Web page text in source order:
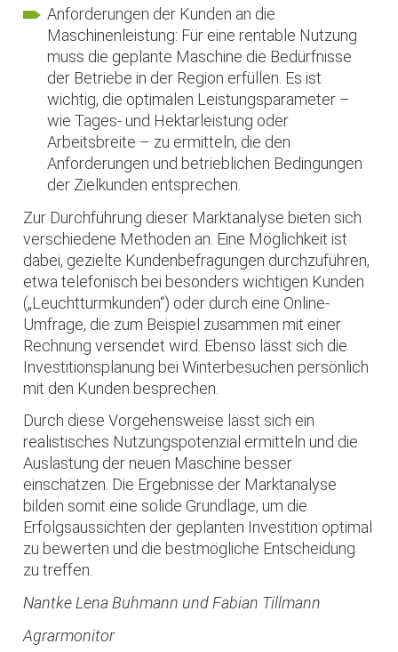
Anforderungen der Kunden an die
Maschinenleistung: Für eine rentable Nutzung
muss die geplante Maschine die Bedürfnisse
der Betriebe in der Region erfüllen. Es ist
wichtig, die optimalen Leistungsparameter –
wie Tages- und Hektarleistung oder
Arbeitsbreite – zu ermitteln, die den
Anforderungen und betrieblichen Bedingungen
der Zielkunden entsprechen.
Zur Durchführung dieser Marktanalyse bieten sich
verschiedene Methoden an. Eine Möglichkeit ist
dabei, gezielte Kundenbefragungen durchzuführen,
etwa telefonisch bei besonders wichtigen Kunden
(„Leuchtturmkunden“) oder durch eine Online-
Umfrage, die zum Beispiel zusammen mit einer
Rechnung versendet wird. Ebenso lässt sich die
Investitionsplanung bei Winterbesuchen persönlich
mit den Kunden besprechen.
Durch diese Vorgehensweise lässt sich ein
realistisches Nutzungspotenzial ermitteln und die
Auslastung der neuen Maschine besser
einschätzen. Die Ergebnisse der Marktanalyse
bilden somit eine solide Grundlage, um die
Erfolgsaussichten der geplanten Investition optimal
zu bewerten und die bestmögliche Entscheidung
zu treffen.
Nantke Lena Buhmann und Fabian Tillmann
Agrarmonitor